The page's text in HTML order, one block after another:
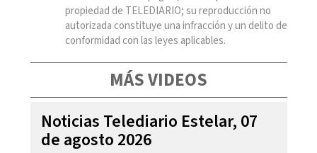
propiedad de TELEDIARIO; su reproducción no
autorizada constituye una infracción y un delito de
conformidad con las leyes aplicables.
MÁS VIDEOS
Noticias Telediario Estelar, 07
de agosto 2026